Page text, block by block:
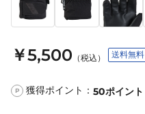
￥5,500 （税込） 送料無料
P 獲得ポイント： 50ポイント